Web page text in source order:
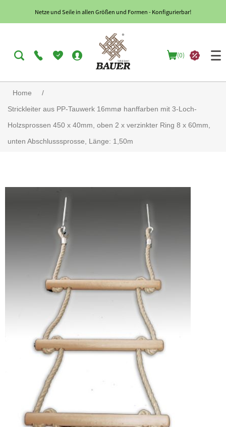
Netze und Seile in allen Größen und Formen - Konfigurierbar!
(0)
Home
/
Strickleiter aus PP-Tauwerk 16mmø hanffarben mit 3-Loch-
Holzsprossen 450 x 40mm, oben 2 x verzinkter Ring 8 x 60mm,
unten Abschlusssprosse, Länge: 1,50m